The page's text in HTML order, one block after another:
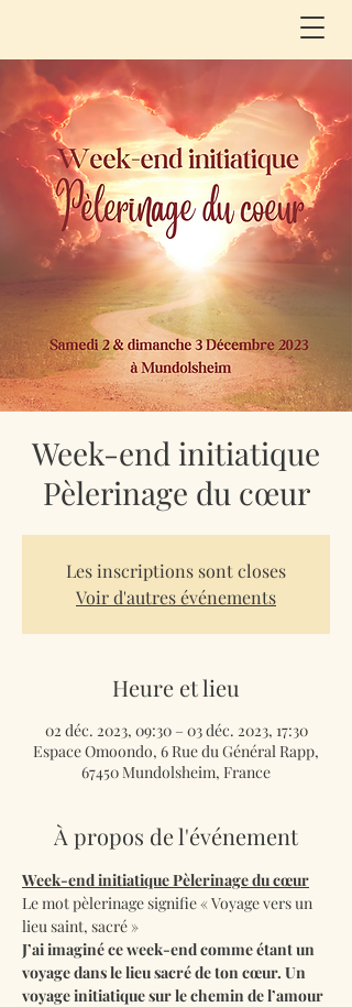
Week-end initiatique
Pèlerinage du cœur
Les inscriptions sont closes
Voir d'autres événements
Heure et lieu
02 déc. 2023, 09:30 – 03 déc. 2023, 17:30
Espace Omoondo, 6 Rue du Général Rapp,
67450 Mundolsheim, France
À propos de l'événement
Week-end initiatique Pèlerinage du cœur
Le mot pèlerinage signifie « Voyage vers un
lieu saint, sacré »
J’ai imaginé ce week-end comme étant un
voyage dans le lieu sacré de ton cœur. Un
voyage initiatique sur le chemin de l’amour